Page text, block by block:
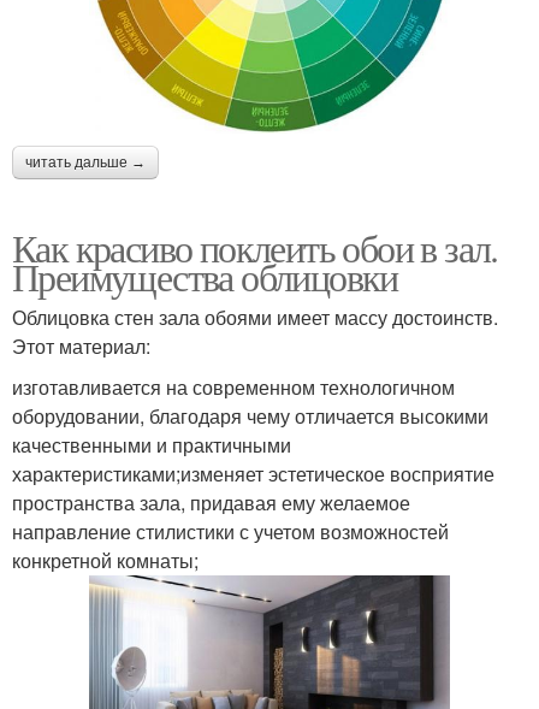
читать дальше →
Как красиво поклеить обои в зал.
Преимущества облицовки
Облицовка стен зала обоями имеет массу достоинств.
Этот материал:
изготавливается на современном технологичном
оборудовании, благодаря чему отличается высокими
качественными и практичными
характеристиками;изменяет эстетическое восприятие
пространства зала, придавая ему желаемое
направление стилистики с учетом возможностей
конкретной комнаты;